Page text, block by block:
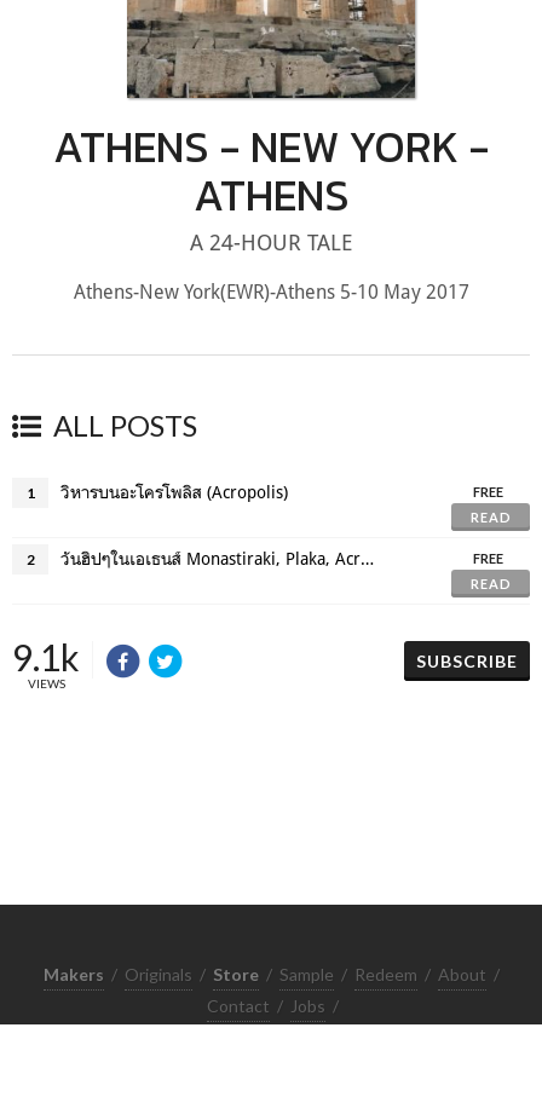
ATHENS - NEW YORK -
ATHENS
A 24-HOUR TALE
Athens-New York(EWR)-Athens 5-10 May 2017
ALL POSTS
1 วิหารบนอะโครโพลิส (Acropolis)
FREE
READ
2 วันฮิปๆในเอเธนส์ Monastiraki, Plaka, Acropolis Museum
FREE
READ
9.1k
VIEWS
SUBSCRIBE
Makers / Originals / Store / Sample / Redeem / About /
Contact / Jobs /